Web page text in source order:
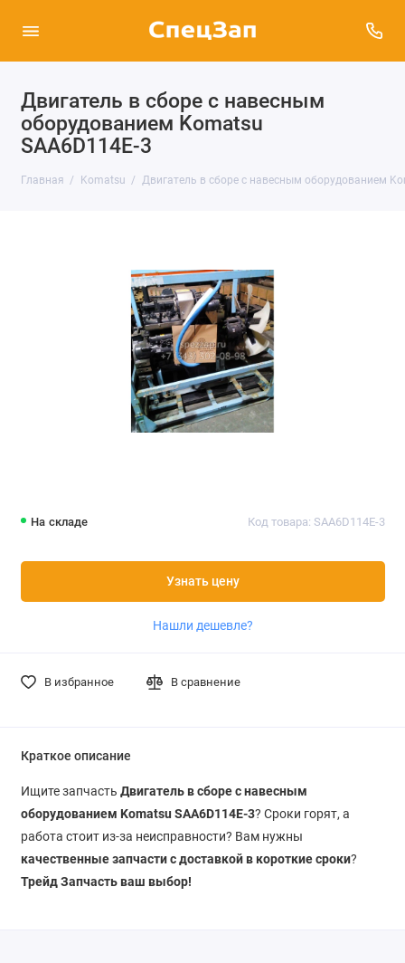
Двигатель в сборе с навесным
оборудованием Komatsu
SAA6D114E-3
Главная Komatsu Двигатель в сборе с навесным оборудованием
На складе Код товара: SAA6D114E-3
Узнать цену
Нашли дешевле?
В избранное В сравнение
Краткое описание
Ищите запчасть Двигатель в сборе с навесным
оборудованием Komatsu SAA6D114E-3? Сроки горят, а
работа стоит из-за неисправности? Вам нужны
качественные запчасти с доставкой в короткие сроки?
Трейд Запчасть ваш выбор!